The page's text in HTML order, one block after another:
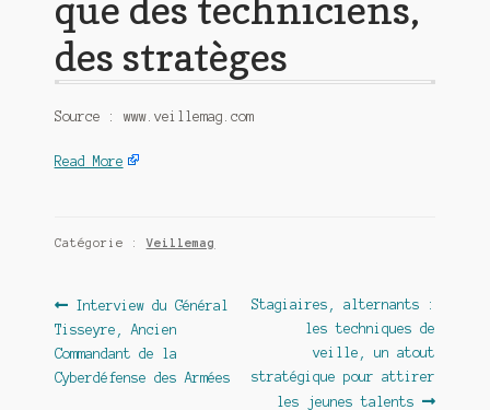
des stratèges
Source : www.veillemag.com
Read More
Catégorie :Veillemag
Navigation
de
l’article
Article
précédent :
Interview du Général
Tisseyre, Ancien
Commandant de la
Cyberdéfense des Armées
Article
suivant :
Stagiaires, alternants :
les techniques de
veille, un atout
stratégique pour attirer
les jeunes talents